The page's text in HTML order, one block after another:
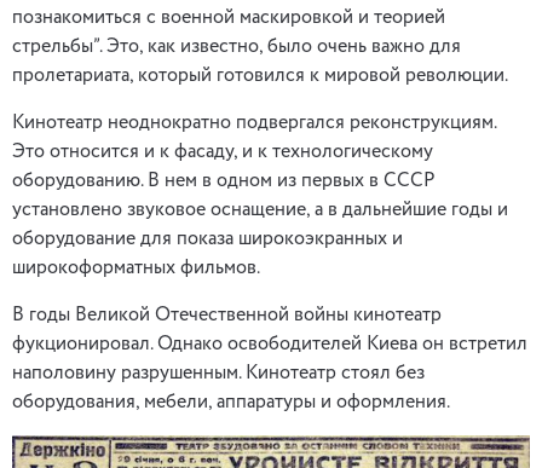
познакомиться с военной маскировкой и теорией
стрельбы”. Это, как известно, было очень важно для
пролетариата, который готовился к мировой революции.
Кинотеатр неоднократно подвергался реконструкциям.
Это относится и к фасаду, и к технологическому
оборудованию. В нем в одном из первых в СССР
установлено звуковое оснащение, а в дальнейшие годы и
оборудование для показа широкоэкранных и
широкоформатных фильмов.
В годы Великой Отечественной войны кинотеатр
фукционировал. Однако освободителей Киева он встретил
наполовину разрушенным. Кинотеатр стоял без
оборудования, мебели, аппаратуры и оформления.